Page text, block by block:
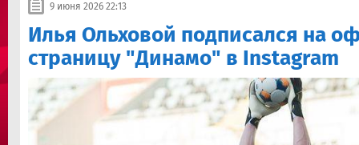
9 июня 2026 22:13
Илья Ольховой подписался на
страницу "Динамо" в Instagram